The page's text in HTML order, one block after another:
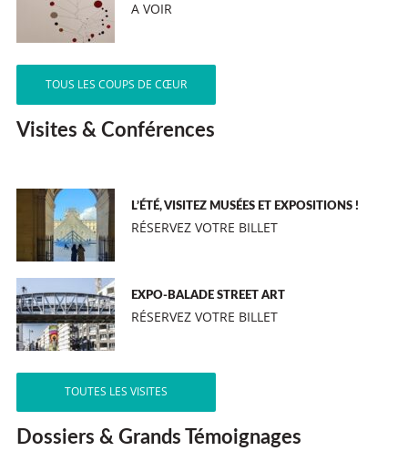
A VOIR
TOUS LES COUPS DE CŒUR
Visites & Conférences
L’ÉTÉ, VISITEZ MUSÉES ET EXPOSITIONS !
RÉSERVEZ VOTRE BILLET
EXPO-BALADE STREET ART
RÉSERVEZ VOTRE BILLET
TOUTES LES VISITES
Dossiers & Grands Témoignages